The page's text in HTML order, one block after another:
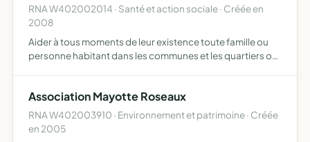
RNA W402002014 · Santé et action sociale · Créée en
2008
Aider à tous moments de leur existence toute famille ou
personne habitant dans les communes et les quartiers où
Association Mayotte Roseaux
RNA W402003910 · Environnement et patrimoine · Créée
en 2005